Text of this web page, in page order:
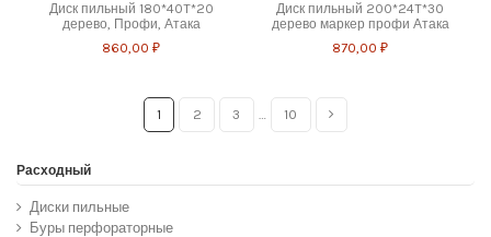
Диск пильный 180*40T*20
дерево, Профи, Атака
860,00 ₽
Диск пильный 200*24T*30
дерево маркер профи Атака
870,00 ₽
1 2 3 … 10
Расходный
Диски пильные
Буры перфораторные